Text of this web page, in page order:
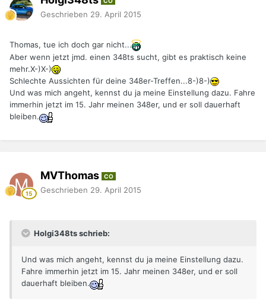
Geschrieben 29. April 2015
Thomas, tue ich doch gar nicht...
Aber wenn jetzt jmd. einen 348ts sucht, gibt es praktisch keine
mehr.X-)X-)
Schlechte Aussichten für deine 348er-Treffen...8-)8-)
Und was mich angeht, kennst du ja meine Einstellung dazu. Fahre
immerhin jetzt im 15. Jahr meinen 348er, und er soll dauerhaft
bleiben.
MVThomas CO
Geschrieben 29. April 2015
Holgi348ts schrieb:
Und was mich angeht, kennst du ja meine Einstellung dazu.
Fahre immerhin jetzt im 15. Jahr meinen 348er, und er soll
dauerhaft bleiben.